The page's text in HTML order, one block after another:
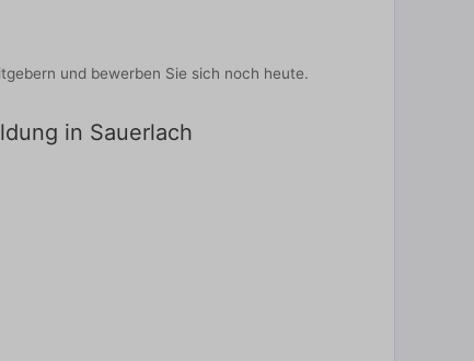
und bewerben Sie sich noch heute.
in Sauerlach